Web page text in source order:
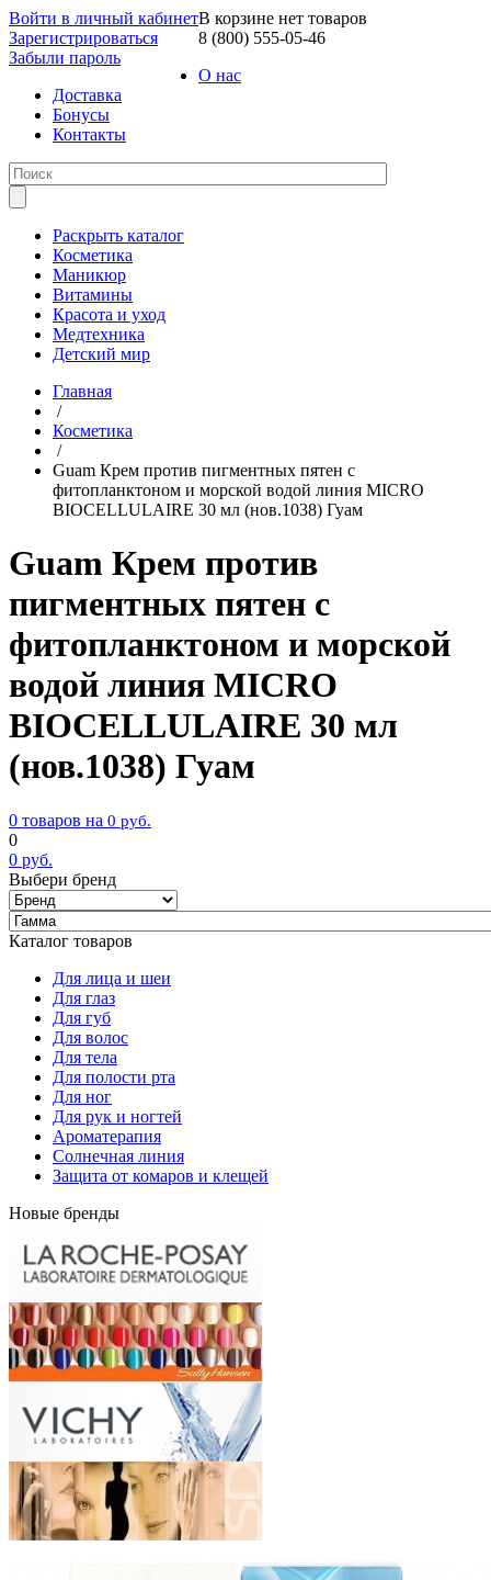
Войти в личный кабинет
Зарегистрироваться
Забыли пароль
В корзине нет товаров
8 (800) 555-05-46
О нас
Доставка
Бонусы
Контакты
Раскрыть каталог
Косметика
Маникюр
Витамины
Красота и уход
Медтехника
Детский мир
Главная
/
Косметика
/
Guam Крем против пигментных пятен с
фитопланктоном и морской водой линия MICRO
BIOCELLULAIRE 30 мл (нов.1038) Гуам
Guam Крем против
пигментных пятен с
фитопланктоном и морской
водой линия MICRO
BIOCELLULAIRE 30 мл
(нов.1038) Гуам
0 товаров на 0 руб.
0
0 руб.
Выбери бренд
Каталог товаров
Для лица и шеи
Для глаз
Для губ
Для волос
Для тела
Для полости рта
Для ног
Для рук и ногтей
Ароматерапия
Солнечная линия
Защита от комаров и клещей
Новые бренды